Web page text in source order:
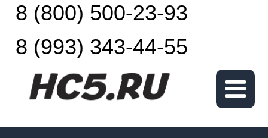
8 (800) 500-23-93
8 (993) 343-44-55